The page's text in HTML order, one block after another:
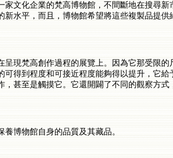
文化企業的梵高博物館，不間斷地在搜尋新
水平，而且，博物館希望將這些複製品提供
現梵高創作過程的展覽上。因為它那受限的
得到程度和可接近程度能夠得以提升，它給
甚至是觸摸它。它還開闢了不同的觀察方式
博物館自身的品質及其藏品。